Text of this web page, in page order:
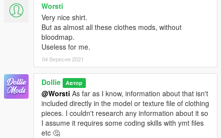
Worsti
Very nice shirt.
But as almost all these clothes mods, without
bloodmap.
Useless for me.
04 Вересня 2021
Dollie Автор
@Worsti As far as I know, information about that isn't
included directly in the model or texture file of clothing
pieces. I couldn't research any information about it so
I assume it requires some coding skills with ymt files
etc 🤔